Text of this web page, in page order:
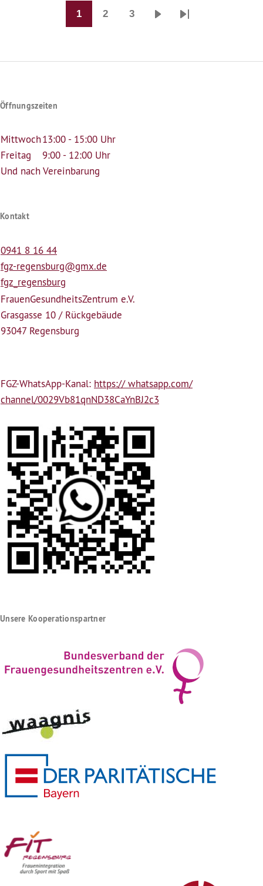
Seitennummerierung
1 2 3
NächsteLast
Öffnungszeiten
Mittwoch13:00 - 15:00 Uhr
Freitag
9:00 - 12:00 Uhr
Und nach Vereinbarung
Kontakt
0941 8 16 44
fgz-regensburg@gmx.de
fgz_regensburg
Frauen­Gesundheits­Zentrum e.V.
Grasgasse 10 / Rückgebäude
93047 Regensburg
FGZ-WhatsApp-Kanal: https:// whatsapp.com/
channel/0029Vb81qnND38CaYnBJ2c3
Unsere Kooperationspartner